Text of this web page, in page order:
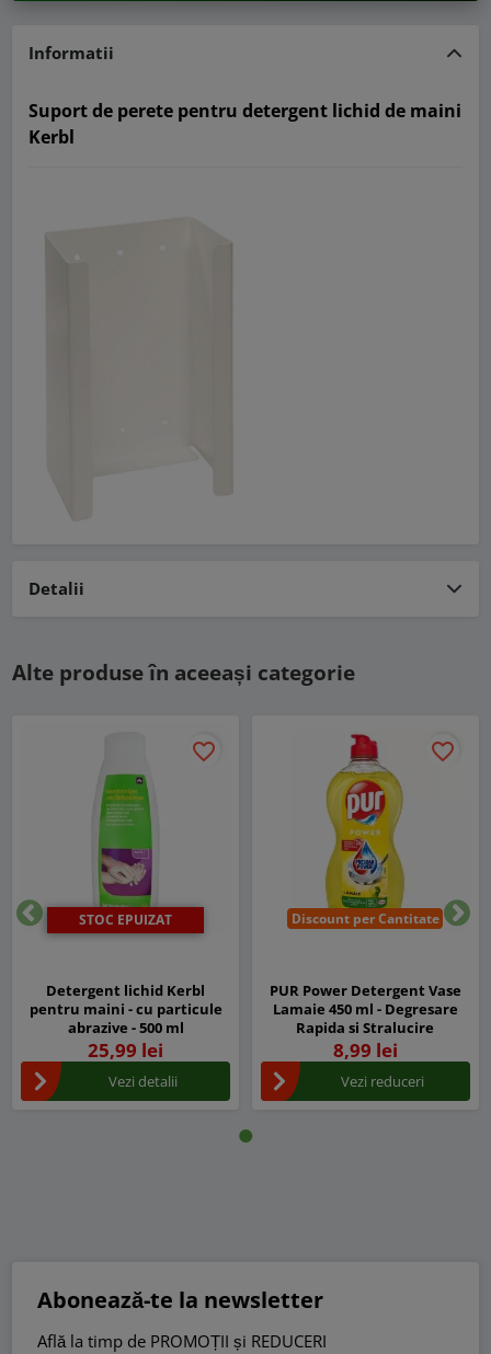
Informatii
Suport de perete pentru detergent lichid de maini
Kerbl
Detalii
Alte produse în aceeași categorie
STOC EPUIZAT
favorite_border
Detergent lichid Kerbl
pentru maini - cu particule
abrazive - 500 ml
25,99 lei
Vezi detalii
Discount per Cantitate
favorite_border
PUR Power Detergent Vase
Lamaie 450 ml - Degresare
Rapida si Stralucire
8,99 lei
Vezi reduceri
Inapoi
Abonează-te la newsletter
Află la timp de PROMOȚII și REDUCERI